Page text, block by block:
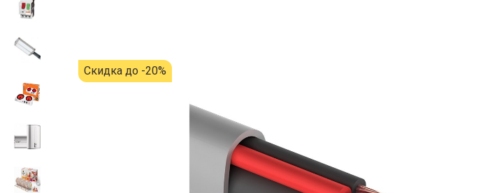
Скидка до -20%